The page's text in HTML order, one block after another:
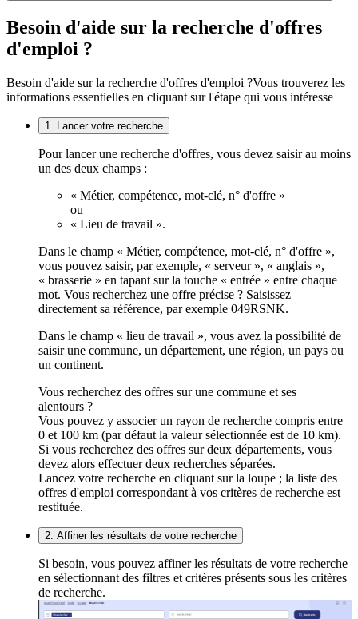
Besoin d'aide sur la recherche d'offres
d'emploi ?
Besoin d'aide sur la recherche d'offres d'emploi ?Vous trouverez les
informations essentielles en cliquant sur l'étape qui vous intéresse
1. Lancer votre recherche
Pour lancer une recherche d'offres, vous devez saisir au moins
un des deux champs :
« Métier, compétence, mot-clé, n° d'offre »
ou
« Lieu de travail ».
Dans le champ « Métier, compétence, mot-clé, n° d'offre »,
vous pouvez saisir, par exemple, « serveur », « anglais »,
« brasserie » en tapant sur la touche « entrée » entre chaque
mot. Vous recherchez une offre précise ? Saisissez
directement sa référence, par exemple 049RSNK.
Dans le champ « lieu de travail », vous avez la possibilité de
saisir une commune, un département, une région, un pays ou
un continent.
Vous recherchez des offres sur une commune et ses
alentours ?
Vous pouvez y associer un rayon de recherche compris entre
0 et 100 km (par défaut la valeur sélectionnée est de 10 km).
Si vous recherchez des offres sur deux départements, vous
devez alors effectuer deux recherches séparées.
Lancez votre recherche en cliquant sur la loupe ; la liste des
offres d'emploi correspondant à vos critères de recherche est
restituée.
2. Affiner les résultats de votre recherche
Si besoin, vous pouvez affiner les résultats de votre recherche
en sélectionnant des filtres et critères présents sous les critères
de recherche.